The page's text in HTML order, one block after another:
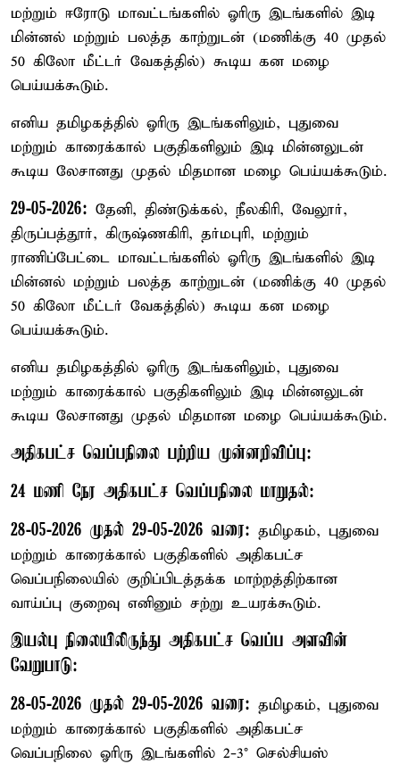
மற்றும் ஈரோடு மாவட்டங்களில் ஓரிரு இடங்களில் இடி
மின்னல் மற்றும் பலத்த காற்றுடன் (மணிக்கு 40 முதல்
50 கிலோ மீட்டர் வேகத்தில்) கூடிய கன மழை
பெய்யக்கூடும்.
எனிய தமிழகத்தில் ஓரிரு இடங்களிலும், புதுவை
மற்றும் காரைக்கால் பகுதிகளிலும் இடி மின்னலுடன்
கூடிய லேசானது முதல் மிதமான மழை பெய்யக்கூடும்.
29-05-2026: தேனி, திண்டுக்கல், நீலகிரி, வேலூர்,
திருப்பத்தூர், கிருஷ்ணகிரி, தர்மபுரி, மற்றும்
ராணிப்பேட்டை மாவட்டங்களில் ஓரிரு இடங்களில் இடி
மின்னல் மற்றும் பலத்த காற்றுடன் (மணிக்கு 40 முதல்
50 கிலோ மீட்டர் வேகத்தில்) கூடிய கன மழை
பெய்யக்கூடும்.
எனிய தமிழகத்தில் ஓரிரு இடங்களிலும், புதுவை
மற்றும் காரைக்கால் பகுதிகளிலும் இடி மின்னலுடன்
கூடிய லேசானது முதல் மிதமான மழை பெய்யக்கூடும்.
அதிகபட்ச வெப்பநிலை பற்றிய முன்னறிவிப்பு:
24 மணி நேர அதிகபட்ச வெப்பநிலை மாறுதல்:
28-05-2026 முதல் 29-05-2026 வரை: தமிழகம், புதுவை
மற்றும் காரைக்கால் பகுதிகளில் அதிகபட்ச
வெப்பநிலையில் குறிப்பிடத்தக்க மாற்றத்திற்கான
வாய்ப்பு குறைவு எனினும் சற்று உயரக்கூடும்.
இயல்பு நிலையிலிருந்து அதிகபட்ச வெப்ப அளவின்
வேறுபாடு:
28-05-2026 முதல் 29-05-2026 வரை: தமிழகம், புதுவை
மற்றும் காரைக்கால் பகுதிகளில் அதிகபட்ச
வெப்பநிலை ஓரிரு இடங்களில் 2-3° செல்சியஸ்